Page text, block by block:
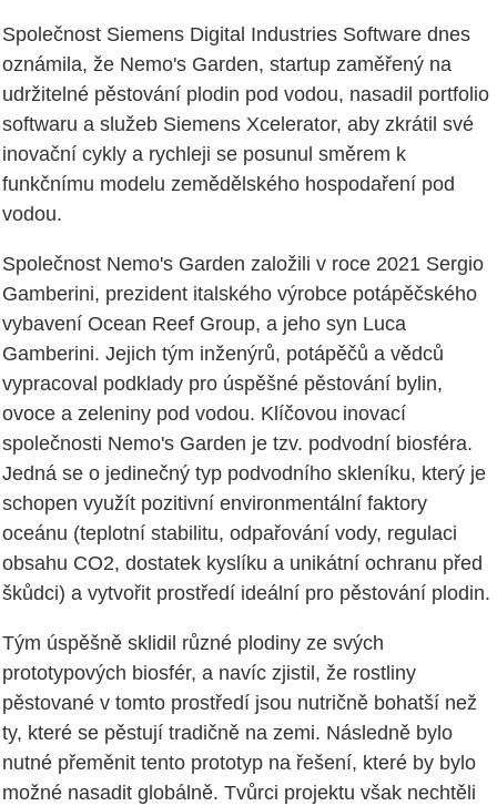
Společnost Siemens Digital Industries Software dnes
oznámila, že Nemo's Garden, startup zaměřený na
udržitelné pěstování plodin pod vodou, nasadil portfolio
softwaru a služeb Siemens Xcelerator, aby zkrátil své
inovační cykly a rychleji se posunul směrem k
funkčnímu modelu zemědělského hospodaření pod
vodou.
Společnost Nemo's Garden založili v roce 2021 Sergio
Gamberini, prezident italského výrobce potápěčského
vybavení Ocean Reef Group, a jeho syn Luca
Gamberini. Jejich tým inženýrů, potápěčů a vědců
vypracoval podklady pro úspěšné pěstování bylin,
ovoce a zeleniny pod vodou. Klíčovou inovací
společnosti Nemo's Garden je tzv. podvodní biosféra.
Jedná se o jedinečný typ podvodního skleníku, který je
schopen využít pozitivní environmentální faktory
oceánu (teplotní stabilitu, odpařování vody, regulaci
obsahu CO2, dostatek kyslíku a unikátní ochranu před
škůdci) a vytvořit prostředí ideální pro pěstování plodin.
Tým úspěšně sklidil různé plodiny ze svých
prototypových biosfér, a navíc zjistil, že rostliny
pěstované v tomto prostředí jsou nutričně bohatší než
ty, které se pěstují tradičně na zemi. Následně bylo
nutné přeměnit tento prototyp na řešení, které by bylo
možné nasadit globálně. Tvůrci projektu však nechtěli